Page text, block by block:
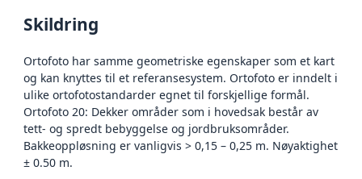
Skildring
Ortofoto har samme geometriske egenskaper som et kart
og kan knyttes til et referansesystem. Ortofoto er inndelt i
ulike ortofotostandarder egnet til forskjellige formål.
Ortofoto 20: Dekker områder som i hovedsak består av
tett- og spredt bebyggelse og jordbruksområder.
Bakkeoppløsning er vanligvis > 0,15 – 0,25 m. Nøyaktighet
± 0.50 m.